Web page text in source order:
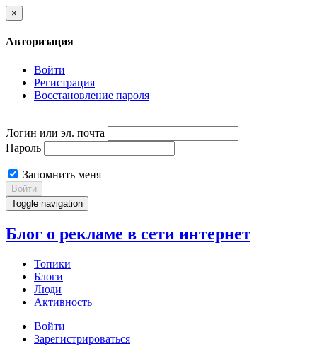
×
Авторизация
Войти
Регистрация
Восстановление пароля
Логин или эл. почта
Пароль
Запомнить меня
Войти
Toggle navigation
Блог о рекламе в сети интернет
Топики
Блоги
Люди
Активность
Войти
Зарегистрироваться